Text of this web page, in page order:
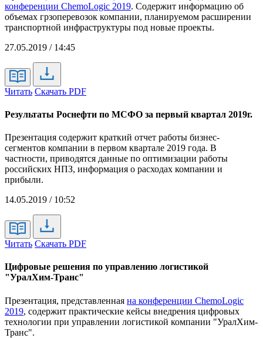
конференции ChemoLogic 2019. Содержит информацию об
объемах грзоперевозок компании, планируемом расширении
транспортной инфраструктуры под новые проекты.
27.05.2019 / 14:45
Читать Скачать PDF
Результаты Роснефти по МСФО за первый квартал 2019г.
Презентация содержит краткий отчет работы бизнес-
сегментов компании в первом квартале 2019 года. В
частности, приводятся данные по оптимизации работы
российских НПЗ, информация о расходах компании и
прибыли.
14.05.2019 / 10:52
Читать Скачать PDF
Цифровые решения по управлению логистикой
"УралХим-Транс"
Презентация, представленная на конференции ChemoLogic
2019, содержит практические кейсы внедрения цифровых
технологии при управлении логистикой компании "УралХим-
Транс".